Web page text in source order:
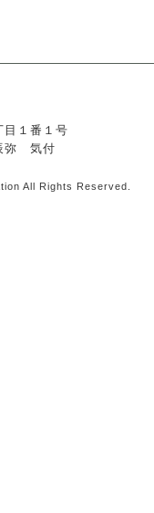
１番１号
弥 気付
All Rights Reserved.